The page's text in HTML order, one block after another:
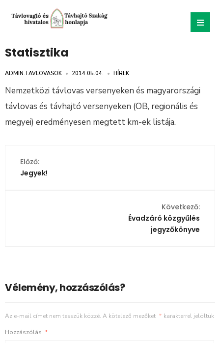
Statisztika
ADMIN.TAVLOVASOK • 2014.05.04. • HÍREK
Nemzetközi távlovas versenyeken és magyarországi
távlovas és távhajtó versenyeken (OB, regionális és
megyei) eredményesen megtett km-ek listája.
Előző:
Jegyek!
Következő:
Évadzáró közgyűlés
jegyzőkönyve
Vélemény, hozzászólás?
Az e-mail címet nem tesszük közzé. A kötelező mezőket * karakterrel jelöltük
Hozzászólás *